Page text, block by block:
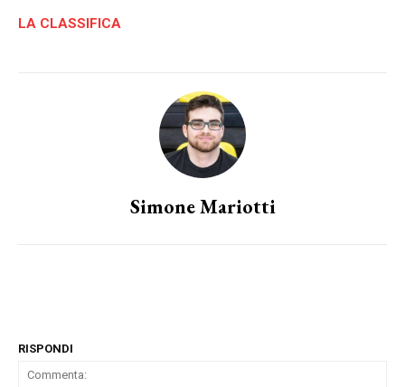
LA CLASSIFICA
Simone Mariotti
RISPONDI